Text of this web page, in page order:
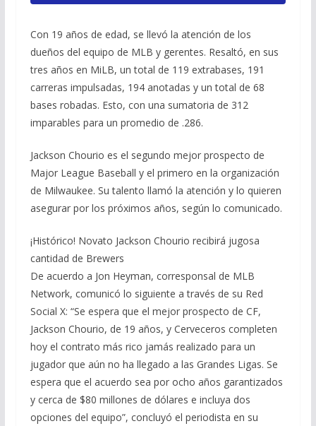
Con 19 años de edad, se llevó la atención de los
dueños del equipo de MLB y gerentes. Resaltó, en sus
tres años en MiLB, un total de 119 extrabases, 191
carreras impulsadas, 194 anotadas y un total de 68
bases robadas. Esto, con una sumatoria de 312
imparables para un promedio de .286.
Jackson Chourio es el segundo mejor prospecto de
Major League Baseball y el primero en la organización
de Milwaukee. Su talento llamó la atención y lo quieren
asegurar por los próximos años, según lo comunicado.
¡Histórico! Novato Jackson Chourio recibirá jugosa
cantidad de Brewers
De acuerdo a Jon Heyman, corresponsal de MLB
Network, comunicó lo siguiente a través de su Red
Social X: “Se espera que el mejor prospecto de CF,
Jackson Chourio, de 19 años, y Cerveceros completen
hoy el contrato más rico jamás realizado para un
jugador que aún no ha llegado a las Grandes Ligas. Se
espera que el acuerdo sea por ocho años garantizados
y cerca de $80 millones de dólares e incluya dos
opciones del equipo”, concluyó el periodista en su